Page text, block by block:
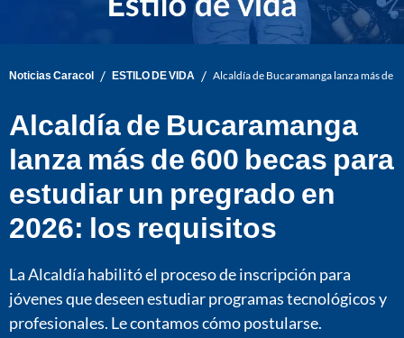
Noticias Caracol / ESTILO DE VIDA / Alcaldía de Bucaramanga lanza más de
Alcaldía de Bucaramanga
lanza más de 600 becas para
estudiar un pregrado en
2026: los requisitos
La Alcaldía habilitó el proceso de inscripción para
jóvenes que deseen estudiar programas tecnológicos y
profesionales. Le contamos cómo postularse.